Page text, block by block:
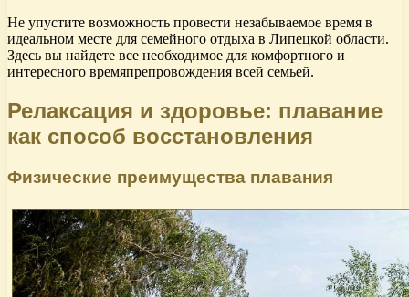
Не упустите возможность провести незабываемое время в
идеальном месте для семейного отдыха в Липецкой области.
Здесь вы найдете все необходимое для комфортного и
интересного времяпрепровождения всей семьей.
Релаксация и здоровье: плавание
как способ восстановления
Физические преимущества плавания